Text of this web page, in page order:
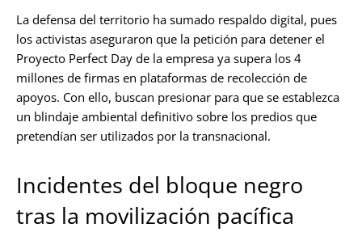
La defensa del territorio ha sumado respaldo digital, pues
los activistas aseguraron que la petición para detener el
Proyecto Perfect Day de la empresa ya supera los 4
millones de firmas en plataformas de recolección de
apoyos. Con ello, buscan presionar para que se establezca
un blindaje ambiental definitivo sobre los predios que
pretendían ser utilizados por la transnacional.
Incidentes del bloque negro
tras la movilización pacífica